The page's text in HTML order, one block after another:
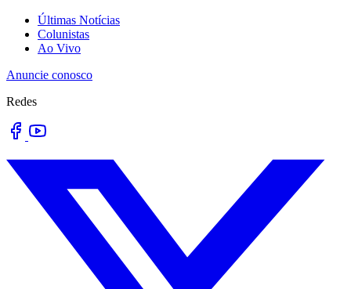
Últimas Notícias
Colunistas
Ao Vivo
Anuncie conosco
Redes